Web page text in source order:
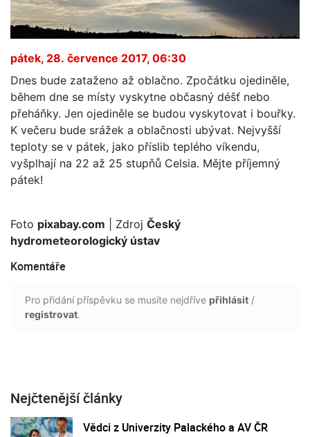
pátek, 28. července 2017, 06:30
Dnes bude zataženo až oblačno. Zpočátku ojediněle,
během dne se místy vyskytne občasný déšť nebo
přeháňky. Jen ojediněle se budou vyskytovat i bouřky.
K večeru bude srážek a oblačnosti ubývat. Nejvyšší
teploty se v pátek, jako příslib teplého víkendu,
vyšplhají na 22 až 25 stupňů Celsia. Mějte příjemný
pátek!
Foto pixabay.com | Zdroj Český
hydrometeorologický ústav
Komentáře
Pro přidání příspěvku se musíte nejdříve přihlásit /
registrovat.
Nejčtenější články
Vědci z Univerzity Palackého a AV ČR